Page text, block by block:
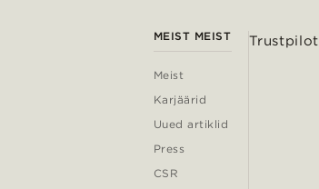
MEIST MEIST
Meist
Karjäärid
Uued artiklid
Press
CSR
Trustpilot